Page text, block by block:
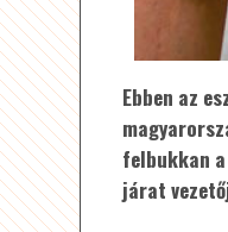
Ebben az
felbukkan
járat